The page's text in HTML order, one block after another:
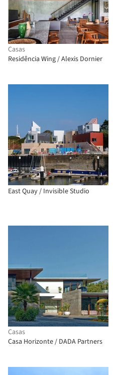
Casas
Residência Wing / Alexis Dornier
East Quay / Invisible Studio
Casas
Casa Horizonte / DADA Partners